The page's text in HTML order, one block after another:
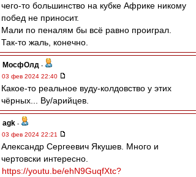
чего-то большинство на кубке Африке никому
побед не приносит.
Мали по пеналям бы всё равно проиграл.
Так-то жаль, конечно.
МосфОлд -
03 фев 2024 22:40
Какое-то реальное вуду-колдовство у этих
чёрных... Ву/арийцев.
agk -
03 фев 2024 22:21
Александр Сергеевич Якушев. Много и
чертовски интересно.
https://youtu.be/ehN9GuqfXtc?